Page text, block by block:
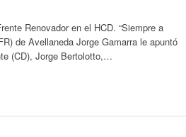
Renovador en el HCD. “Siempre a
de Avellaneda Jorge Gamarra le apuntó
(CD), Jorge Bertolotto,…